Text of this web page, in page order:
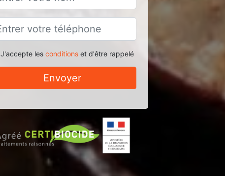
J'accepte les conditionset d'être rappelé
Envoyer